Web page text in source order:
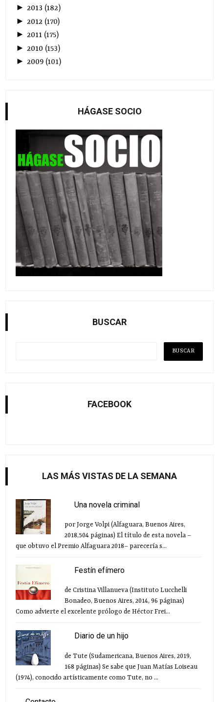
►2013 (182)
► 2012 (170)
►2011 (175)
► 2010 (153)
►2009 (101)
HÁGASE SOCIO
BUSCAR
FACEBOOK
LAS MÁS VISTAS DE LA SEMANA
Una novela criminal
por Jorge Volpi (Alfaguara, Buenos Aires,
2018,504 páginas) El título de esta novela –
que obtuvo el Premio Alfaguara 2018– parecería s...
Festín efímero
de Cristina Villanueva (Instituto Lucchelli
Bonadeo, Buenos Aires, 2014, 96 páginas)
Como advierte el excelente prólogo de Héctor Frei...
Diario de un hijo
de Tute (Sudamericana, Buenos Aires, 2019,
168 páginas) Se sabe que Juan Matías Loiseau
(1974), conocido artísticamente como Tute, no ...